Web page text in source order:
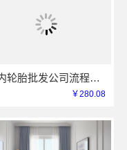
国内轮胎批发公司流程，腾冠畅透明规范省心
￥280.08